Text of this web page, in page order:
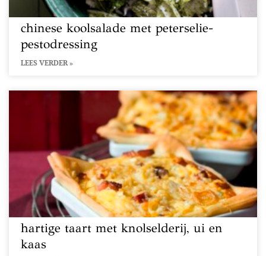
chinese koolsalade met peterselie-
pestodressing
LEES VERDER »
hartige taart met knolselderij, ui en
kaas